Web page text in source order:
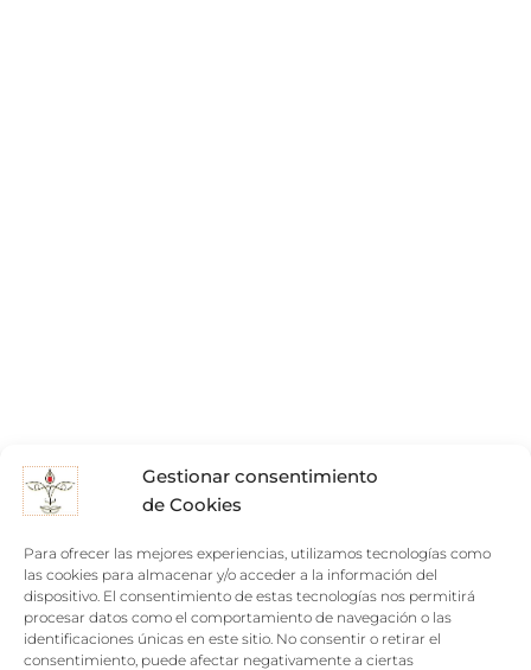
Gestionar consentimiento
de Cookies
Para ofrecer las mejores experiencias, utilizamos tecnologías como
las cookies para almacenar y/o acceder a la información del
dispositivo. El consentimiento de estas tecnologías nos permitirá
procesar datos como el comportamiento de navegación o las
identificaciones únicas en este sitio. No consentir o retirar el
consentimiento, puede afectar negativamente a ciertas